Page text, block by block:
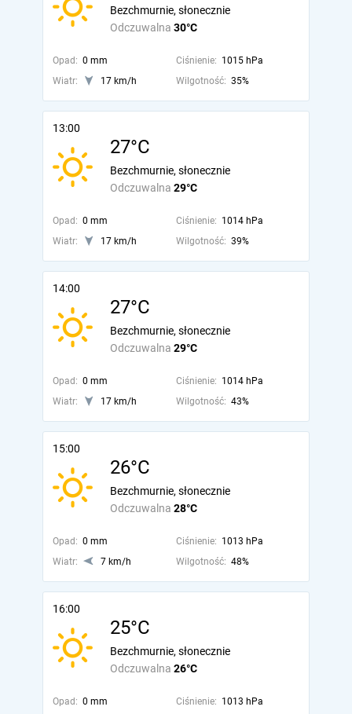
Odczuwalna 30°C
Bezchmurnie, słonecznie
Opad: 0 mm Ciśnienie: 1015 hPa
Wiatr:
17 km/h Wilgotność: 35%
13:00
27°C
Odczuwalna 29°C
Bezchmurnie, słonecznie
Opad: 0 mm Ciśnienie: 1014 hPa
Wiatr:
17 km/h Wilgotność: 39%
14:00
27°C
Odczuwalna 29°C
Bezchmurnie, słonecznie
Opad: 0 mm Ciśnienie: 1014 hPa
Wiatr:
17 km/h Wilgotność: 43%
15:00
26°C
Odczuwalna 28°C
Bezchmurnie, słonecznie
Opad: 0 mm Ciśnienie: 1013 hPa
Wiatr:
7 km/h Wilgotność: 48%
16:00
25°C
Odczuwalna 26°C
Bezchmurnie, słonecznie
Opad: 0 mm Ciśnienie: 1013 hPa